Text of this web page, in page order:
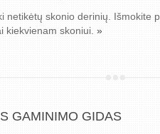
netikėtų skonio derinių.
kiekvienam skoniui. »
GAMINIMO GIDAS